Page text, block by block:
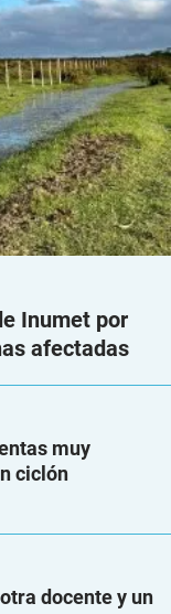
Inumet por
afectadas
muy
ciclón
docente y un